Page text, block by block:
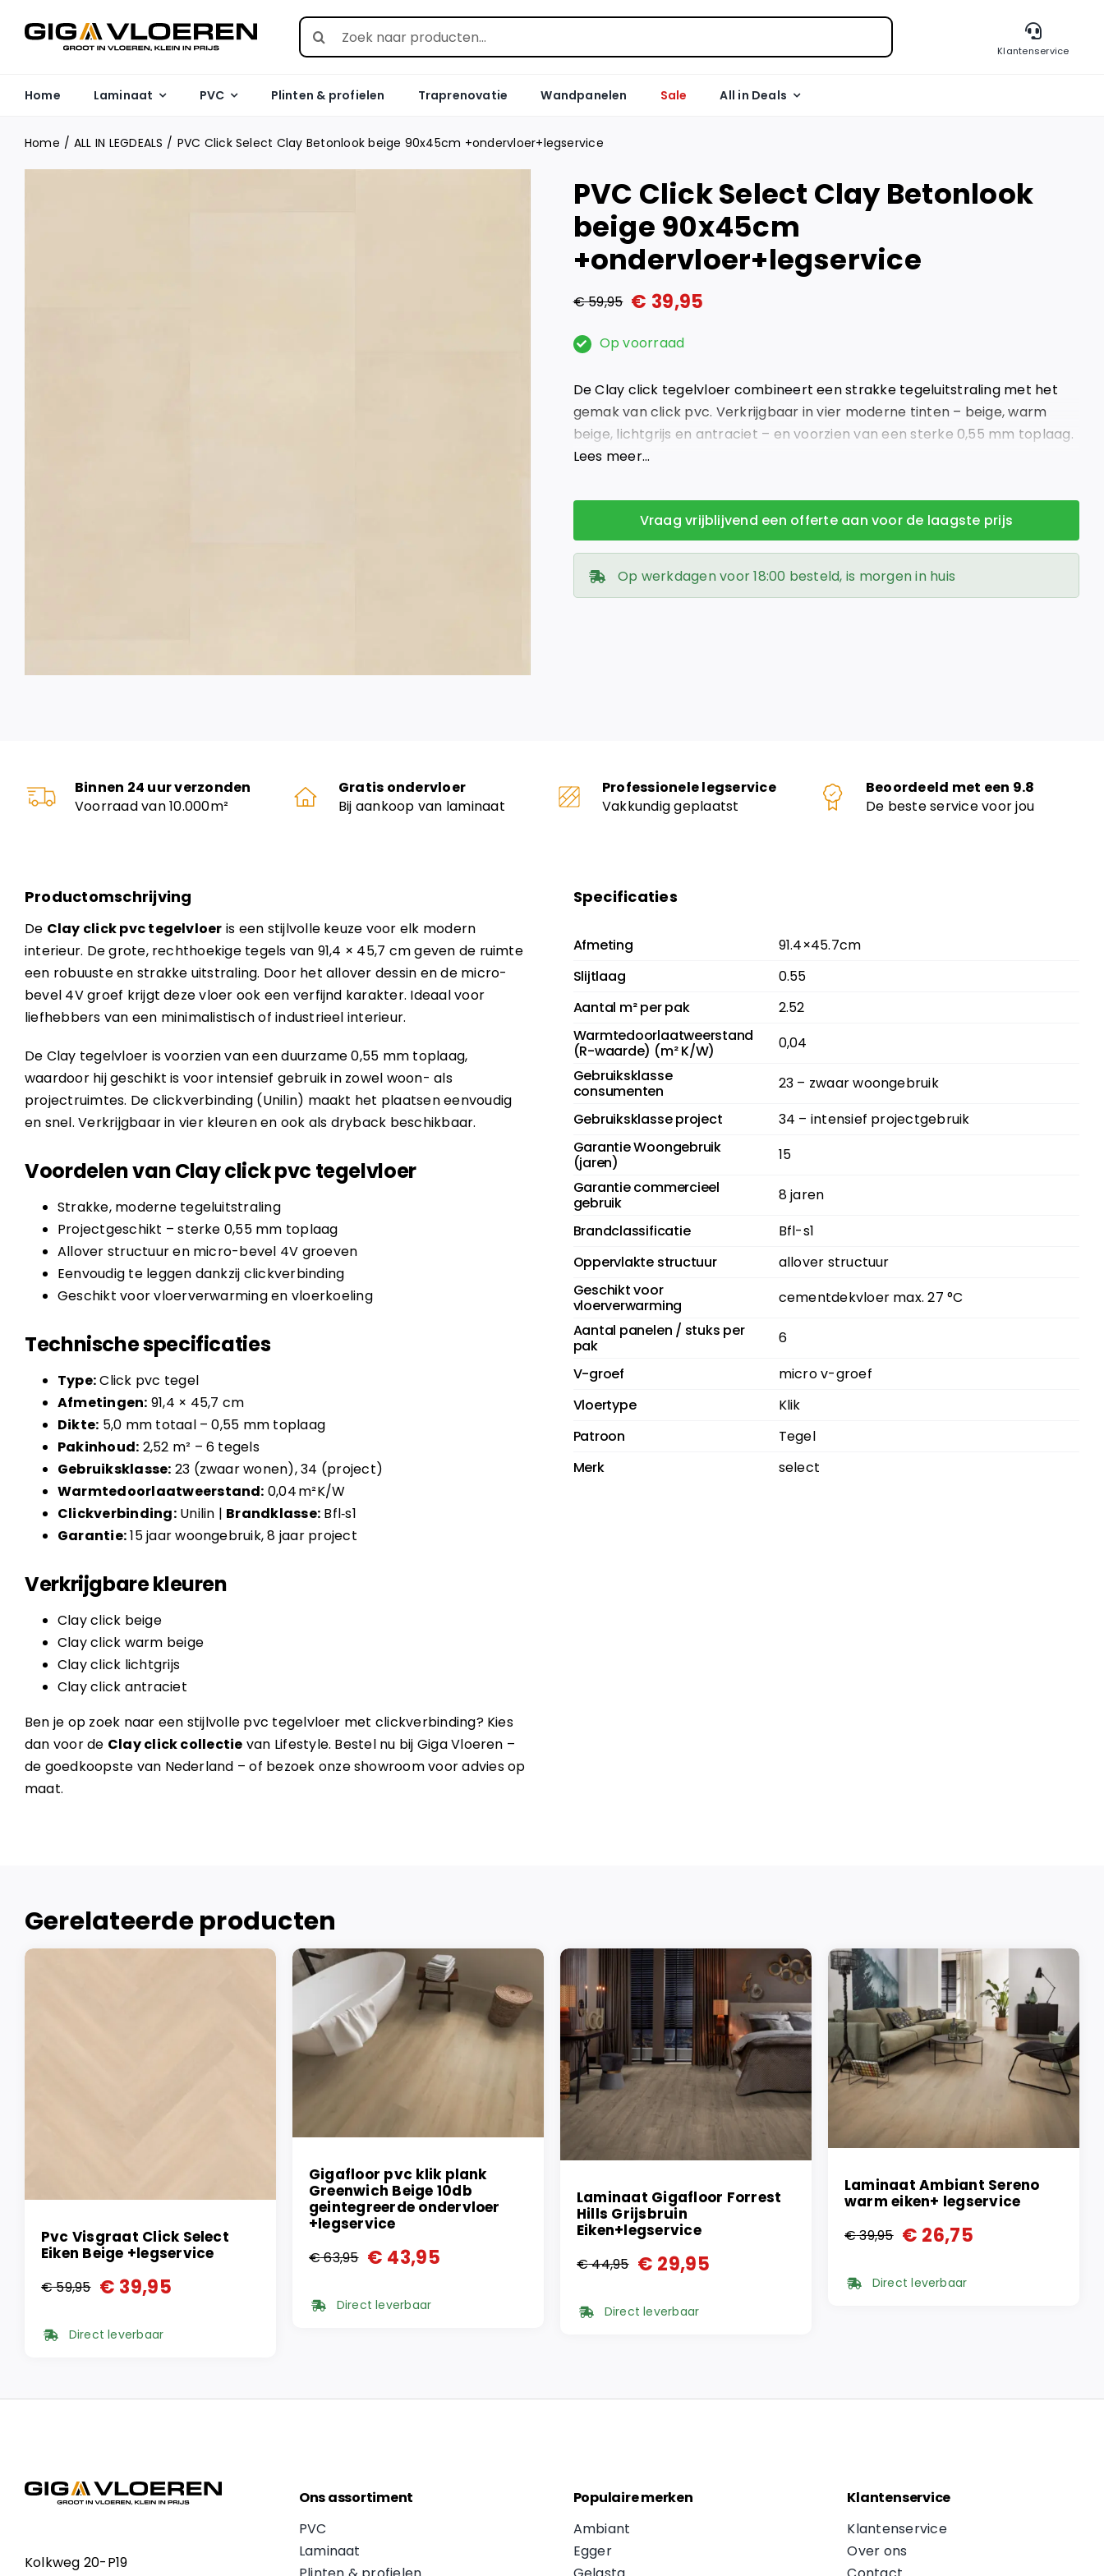
Search
for:
Klantenservice
Home Laminaat PVC Plinten & profielen Traprenovatie Wandpanelen Sale All in Deals
Home ALL IN LEGDEALS PVC Click Select Clay Betonlook beige 90x45cm +ondervloer+legservice
PVC Click Select Clay Betonlook
beige 90x45cm
+ondervloer+legservice
€59,95
Oorspronkelijke
prijs
€ 59,95.
€ 39,95
Huidige
prijs
€ 39,95.
Op voorraad
De Clay click tegelvloer combineert een strakke tegeluitstraling met het
gemak van click pvc. Verkrijgbaar in vier moderne tinten – beige, warm
beige, lichtgrijs en antraciet – en voorzien van een sterke 0,55 mm toplaag.
Nu extra voordelig bij Giga Vloeren!
Lees meer…
Vraag vrijblijvend een offerte aan voor de laagste prijs
Op werkdagen voor 18:00 besteld, is morgen in huis
Binnen 24 uur verzonden
Voorraad van 10.000m²
Gratis ondervloer
Bij aankoop van laminaat
Professionele legservice
Vakkundig geplaatst
Beoordeeld met een 9.8
De beste service voor jou
Productomschrijving
De Clay click pvc tegelvloer is een stijlvolle keuze voor elk modern
interieur. De grote, rechthoekige tegels van 91,4 × 45,7 cm geven de ruimte
een robuuste en strakke uitstraling. Door het allover dessin en de micro-
bevel 4V groef krijgt deze vloer ook een verfijnd karakter. Ideaal voor
liefhebbers van een minimalistisch of industrieel interieur.
De Clay tegelvloer is voorzien van een duurzame 0,55 mm toplaag,
waardoor hij geschikt is voor intensief gebruik in zowel woon- als
projectruimtes. De clickverbinding (Unilin) maakt het plaatsen eenvoudig
en snel. Verkrijgbaar in vier kleuren en ook als dryback beschikbaar.
Voordelen van Clay click pvc tegelvloer
Strakke, moderne tegeluitstraling
Projectgeschikt – sterke 0,55 mm toplaag
Allover structuur en micro-bevel 4V groeven
Eenvoudig te leggen dankzij clickverbinding
Geschikt voor vloerverwarming en vloerkoeling
Technische specificaties
Type:Click pvc tegel
Afmetingen: 91,4 × 45,7 cm
Dikte: 5,0 mm totaal – 0,55 mm toplaag
Pakinhoud: 2,52 m² – 6 tegels
Gebruiksklasse: 23 (zwaar wonen), 34 (project)
Warmtedoorlaatweerstand: 0,04 m²K/W
Clickverbinding:Unilin | Brandklasse: Bfl‑s1
Garantie:15 jaar woongebruik, 8 jaar project
Verkrijgbare kleuren
Clay click beige
Clay click warm beige
Clay click lichtgrijs
Clay click antraciet
Ben je op zoek naar een stijlvolle pvc tegelvloer met clickverbinding? Kies
dan voor de Clay click collectie van Lifestyle. Bestel nu bij Giga Vloeren –
de goedkoopste van Nederland – of bezoek onze showroom voor advies op
maat.
Specificaties
Afmeting
91.4×45.7cm
Slijtlaag
0.55
Aantal m² per pak
2.52
Warmtedoorlaatweerstand
(R-waarde) (m² K/W)
0,04
Gebruiksklasse
consumenten
23 – zwaar woongebruik
Gebruiksklasse project
34 – intensief projectgebruik
Garantie Woongebruik
(jaren)
15
Garantie commercieel
gebruik
8 jaren
Brandclassificatie
Bfl-s1
Oppervlakte structuur
allover structuur
Geschikt voor
vloerverwarming
cementdekvloer max. 27 °C
Aantal panelen / stuks per
pak
6
V-groef
micro v-groef
Vloertype
Klik
Patroon
Tegel
Merk
select
Gerelateerde producten
Pvc Visgraat Click Select
Eiken Beige +legservice
€59,95
Oorspronkelijke
prijs
€ 39,95
Huidige
prijsDirect leverbaar
Gigafloor pvc klik plank
Greenwich Beige 10db
geintegreerde ondervloer
+legservice
€63,95
Oorspronkelijke
prijs
€ 43,95
Huidige
prijsDirect leverbaar
Laminaat Gigafloor Forrest
Hills Grijsbruin
Eiken+legservice
€44,95
Oorspronkelijke
prijs
€ 29,95
Huidige
prijsDirect leverbaar
Laminaat Ambiant Sereno
warm eiken+ legservice
€39,95
Oorspronkelijke
prijs
€ 26,75
Huidige
prijsDirect leverbaar
Kolkweg 20-P19
Ons assortiment
PVC
Laminaat
Populaire merken
Ambiant
Egger
Klantenservice
Klantenservice
Over ons